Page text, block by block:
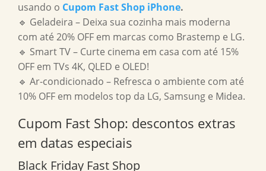
usando o Cupom Fast Shop iPhone.
🔹 Geladeira – Deixa sua cozinha mais moderna
com até 20% OFF em marcas como Brastemp e LG.
🔹 Smart TV – Curte cinema em casa com até 15%
OFF em TVs 4K, QLED e OLED!
🔹 Ar-condicionado – Refresca o ambiente com até
10% OFF em modelos top da LG, Samsung e Midea.
Cupom Fast Shop: descontos extras
em datas especiais
Black Friday Fast Shop